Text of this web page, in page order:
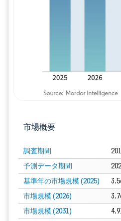
市場概要
調査期間
予測データ期間
基準年の市場規模 (2025)
市場規模 (2026)
市場規模 (2031)